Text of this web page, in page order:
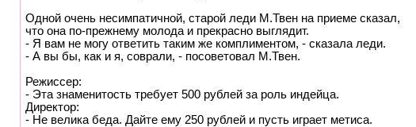
Одной очень несимпатичной, старой леди М.Твен на приеме сказал,
что она по-прежнему молода и прекрасно выглядит.
- Я вам не могу ответить таким же комплиментом, - сказала леди.
- А вы бы, как и я, соврали, - посоветовал М.Твен.
Режиссер:
- Эта знаменитость требует 500 рублей за роль индейца.
Директор:
- Не велика беда. Дайте ему 250 рублей и пусть играет метиса.